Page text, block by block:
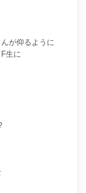
が仰るように
生に